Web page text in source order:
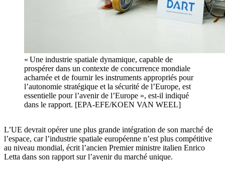
« Une industrie spatiale dynamique, capable de
prospérer dans un contexte de concurrence mondiale
acharnée et de fournir les instruments appropriés pour
l’autonomie stratégique et la sécurité de l’Europe, est
essentielle pour l’avenir de l’Europe », est-il indiqué
dans le rapport. [EPA-EFE/KOEN VAN WEEL]
L’UE devrait opérer une plus grande intégration de son marché de
l’espace, car l’industrie spatiale européenne n’est plus compétitive
au niveau mondial, écrit l’ancien Premier ministre italien Enrico
Letta dans son rapport sur l’avenir du marché unique.